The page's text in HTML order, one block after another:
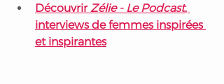
Découvrir Zélie - Le Podcast,
interviews de femmes inspirées
et inspirantes